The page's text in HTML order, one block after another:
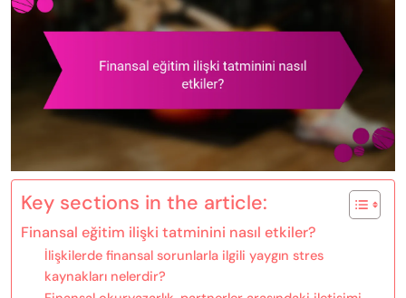
Key sections in the article:
Finansal eğitim ilişki tatminini nasıl etkiler?
İlişkilerde finansal sorunlarla ilgili yaygın stres
kaynakları nelerdir?